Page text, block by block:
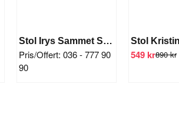
Stol Irys Sammet Svart
Pris/Offert: 036 - 777 90
90
Stol
890 kr
549 kr